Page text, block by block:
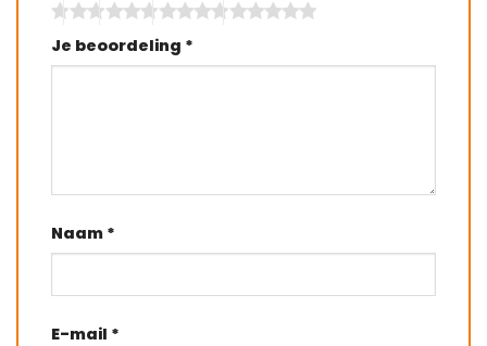
Je beoordeling *
Naam *
E-mail *